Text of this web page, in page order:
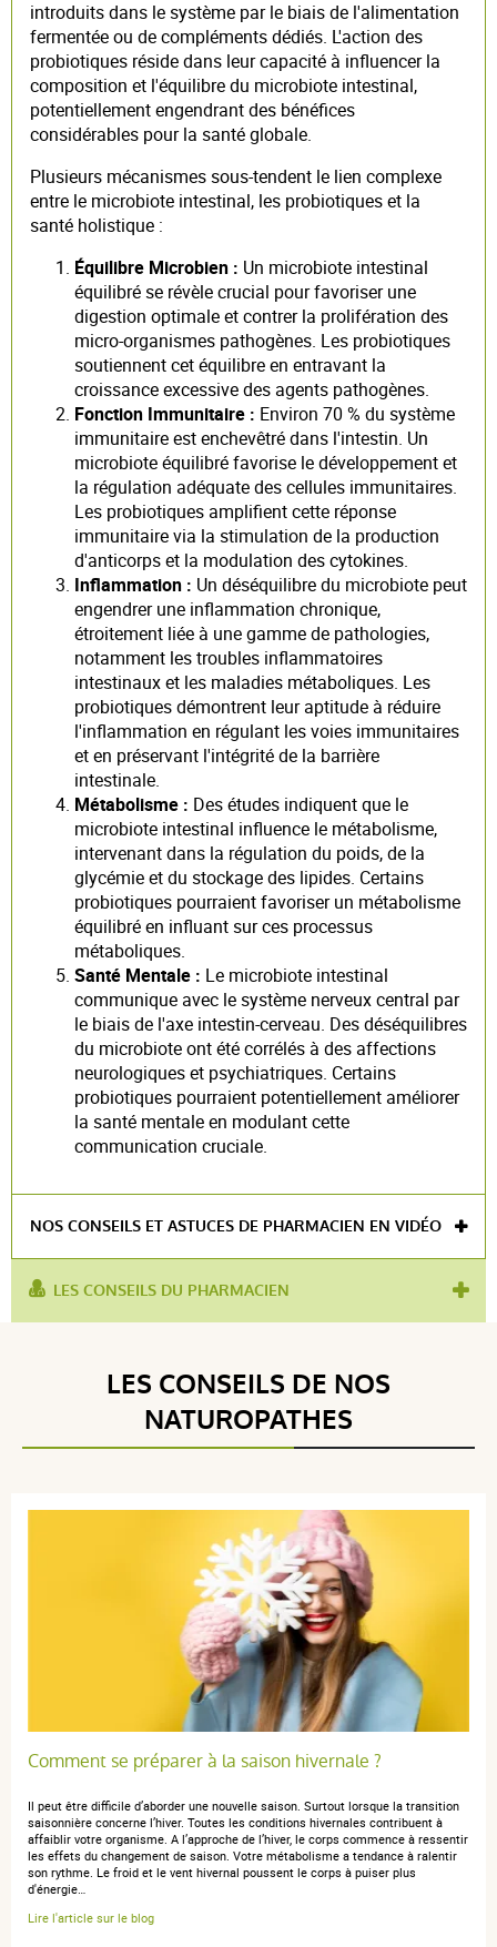
introduits dans le système par le biais de l'alimentation
fermentée ou de compléments dédiés. L'action des
probiotiques réside dans leur capacité à influencer la
composition et l'équilibre du microbiote intestinal,
potentiellement engendrant des bénéfices
considérables pour la santé globale.
Plusieurs mécanismes sous-tendent le lien complexe
entre le microbiote intestinal, les probiotiques et la
santé holistique :
Équilibre Microbien : Un microbiote intestinal
équilibré se révèle crucial pour favoriser une
digestion optimale et contrer la prolifération des
micro-organismes pathogènes. Les probiotiques
soutiennent cet équilibre en entravant la
croissance excessive des agents pathogènes.
Fonction Immunitaire : Environ 70 % du système
immunitaire est enchevêtré dans l'intestin. Un
microbiote équilibré favorise le développement et
la régulation adéquate des cellules immunitaires.
Les probiotiques amplifient cette réponse
immunitaire via la stimulation de la production
d'anticorps et la modulation des cytokines.
Inflammation : Un déséquilibre du microbiote peut
engendrer une inflammation chronique,
étroitement liée à une gamme de pathologies,
notamment les troubles inflammatoires
intestinaux et les maladies métaboliques. Les
probiotiques démontrent leur aptitude à réduire
l'inflammation en régulant les voies immunitaires
et en préservant l'intégrité de la barrière
intestinale.
Métabolisme : Des études indiquent que le
microbiote intestinal influence le métabolisme,
intervenant dans la régulation du poids, de la
glycémie et du stockage des lipides. Certains
probiotiques pourraient favoriser un métabolisme
équilibré en influant sur ces processus
métaboliques.
Santé Mentale : Le microbiote intestinal
communique avec le système nerveux central par
le biais de l'axe intestin-cerveau. Des déséquilibres
du microbiote ont été corrélés à des affections
neurologiques et psychiatriques. Certains
probiotiques pourraient potentiellement améliorer
la santé mentale en modulant cette
communication cruciale.
NOS CONSEILS ET ASTUCES DE PHARMACIEN EN VIDÉO
LES CONSEILS DU PHARMACIEN
LES CONSEILS DE NOS
NATUROPATHES
Comment se préparer à la saison hivernale ?
Il peut être difficile d’aborder une nouvelle saison. Surtout lorsque la transition
saisonnière concerne l’hiver. Toutes les conditions hivernales contribuent à
affaiblir votre organisme. A l’approche de l’hiver, le corps commence à ressentir
les effets du changement de saison. Votre métabolisme a tendance à ralentir
son rythme. Le froid et le vent hivernal poussent le corps à puiser plus
d'énergie…
Lire l'article sur le blog